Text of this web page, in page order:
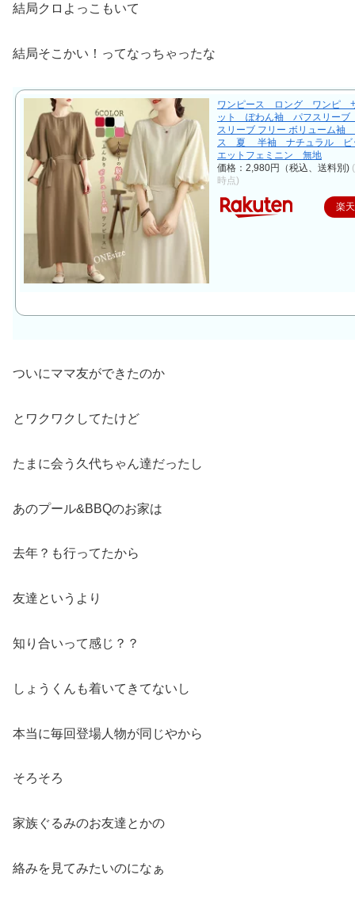
結局クロよっこもいて
結局そこかい！ってなっちゃったな
ワンピース ロング ワンピ
ット ぽわん袖 パフスリーブ
スリーブ フリー ボリューム袖
ス 夏 半袖 ナチュラル ビ
エットフェミニン 無地
価格：2,980円（税込、送料別)
時点)
楽
ついにママ友ができたのか
とワクワクしてたけど
たまに会う久代ちゃん達だったし
あのプール&BBQのお家は
去年？も行ってたから
友達というより
知り合いって感じ？？
しょうくんも着いてきてないし
本当に毎回登場人物が同じやから
そろそろ
家族ぐるみのお友達とかの
絡みを見てみたいのになぁ